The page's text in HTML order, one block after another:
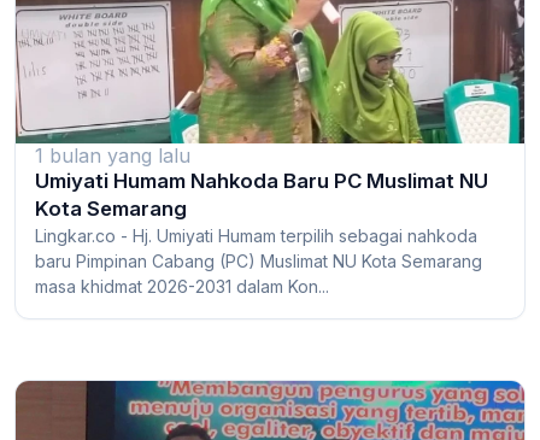
1 bulan yang lalu
Umiyati Humam Nahkoda Baru PC Muslimat NU
Kota Semarang
Lingkar.co - Hj. Umiyati Humam terpilih sebagai nahkoda
baru Pimpinan Cabang (PC) Muslimat NU Kota Semarang
masa khidmat 2026-2031 dalam Kon...